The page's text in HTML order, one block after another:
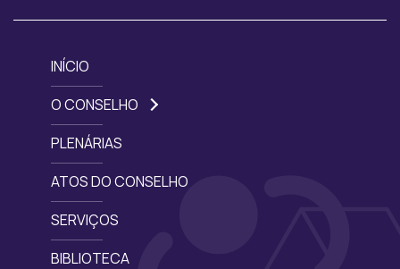
INÍCIO
O CONSELHO
PLENÁRIAS
ATOS DO CONSELHO
SERVIÇOS
BIBLIOTECA